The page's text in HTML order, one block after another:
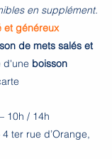
en supplément.
et généreux
de mets salés et
d'une boisson
10h / 14h
ter rue d’Orange,